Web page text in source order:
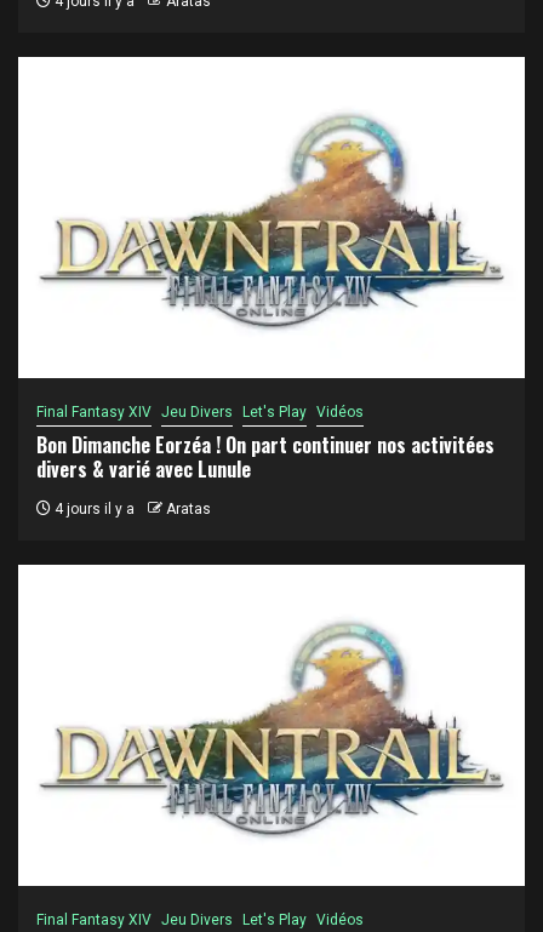
Final Fantasy XIV Jeu Divers Let's Play Vidéos
Bon Dimanche Eorzéa ! On part continuer nos activitées
divers & varié avec Lunule
4 jours il y a Aratas
Final Fantasy XIV Jeu Divers Let's Play Vidéos